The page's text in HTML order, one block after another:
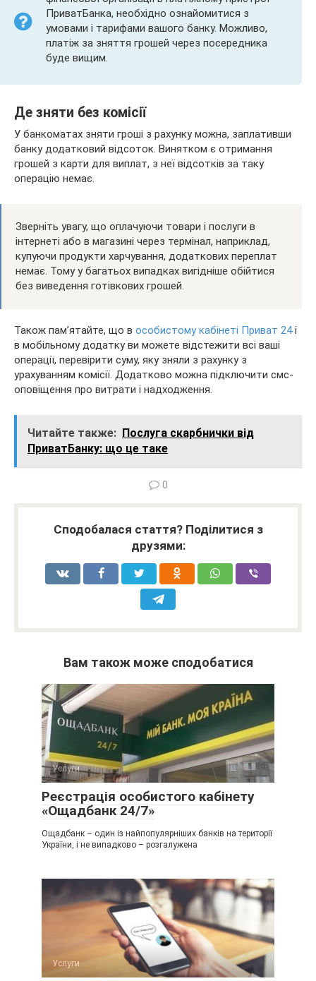
ПриватБанка, необхідно ознайомитися з
умовами і тарифами вашого банку. Можливо,
платіж за зняття грошей через посередника
буде вищим.
Де зняти без комісії
У банкоматах зняти гроші з рахунку можна, заплативши
банку додатковий відсоток. Винятком є отримання
грошей з карти для виплат, з неї відсотків за таку
операцію немає.
Зверніть увагу, що оплачуючи товари і послуги в
інтернеті або в магазині через термінал, наприклад,
купуючи продукти харчування, додаткових переплат
немає. Тому у багатьох випадках вигідніше обійтися
без виведення готівкових грошей.
Також пам’ятайте, що в особистому кабінеті Приват 24і
в мобільному додатку ви можете відстежити всі ваші
операції, перевірити суму, яку зняли з рахунку з
урахуванням комісії. Додатково можна підключити смс-
оповіщення про витрати і надходження.
Читайте также: Послуга скарбнички від
ПриватБанку: що це таке
0
Сподобалася стаття? Поділитися з
друзями:
Вам також може сподобатися
Услуги
Реєстрація особистого кабінету
«Ощадбанк 24/7»
Ощадбанк – один із найпопулярніших банків на території
України, і не випадково – розгалужена
Услуги